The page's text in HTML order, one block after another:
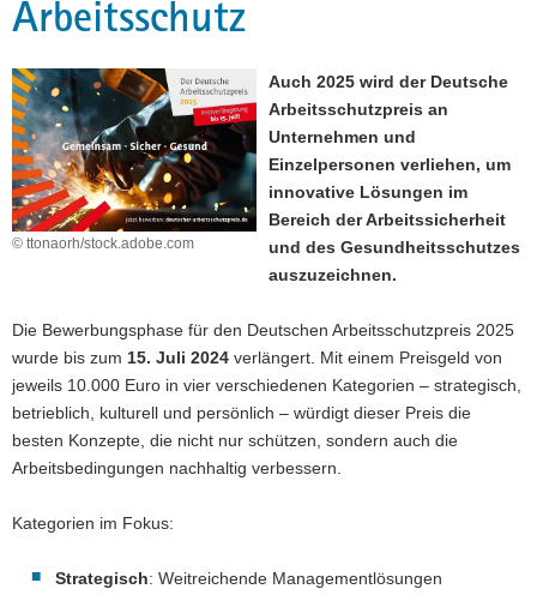
a
i
g
a
t
i
o
n
Arbeitsschutz
© ttonaorh/stock.adobe.com
Auch 2025 wird der Deutsche
Arbeitsschutzpreis an
Unternehmen und
Einzelpersonen verliehen, um
innovative Lösungen im
Bereich der Arbeitssicherheit
und des Gesundheitsschutzes
auszuzeichnen.
Die Bewerbungsphase für den Deutschen Arbeitsschutzpreis 2025
wurde bis zum 15. Juli 2024 verlängert. Mit einem Preisgeld von
jeweils 10.000 Euro in vier verschiedenen Kategorien – strategisch,
betrieblich, kulturell und persönlich – würdigt dieser Preis die
besten Konzepte, die nicht nur schützen, sondern auch die
Arbeitsbedingungen nachhaltig verbessern.
Kategorien im Fokus:
Strategisch: Weitreichende Managementlösungen